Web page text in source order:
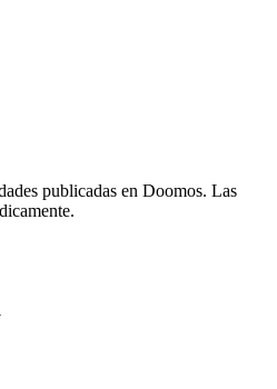
publicadas en Doomos. Las